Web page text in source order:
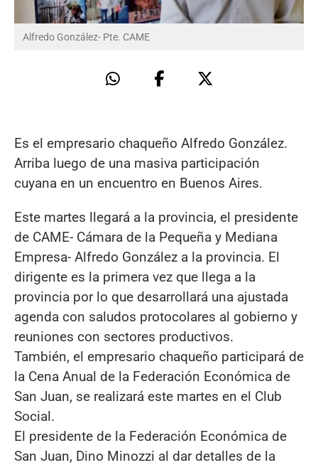
Alfredo González- Pte. CAME
Es el empresario chaqueño Alfredo González.
Arriba luego de una masiva participación
cuyana en un encuentro en Buenos Aires.
Este martes llegará a la provincia, el presidente
de CAME- Cámara de la Pequeña y Mediana
Empresa- Alfredo González a la provincia. El
dirigente es la primera vez que llega a la
provincia por lo que desarrollará una ajustada
agenda con saludos protocolares al gobierno y
reuniones con sectores productivos.
También, el empresario chaqueño participará de
la Cena Anual de la Federación Económica de
San Juan, se realizará este martes en el Club
Social.
El presidente de la Federación Económica de
San Juan, Dino Minozzi al dar detalles de la